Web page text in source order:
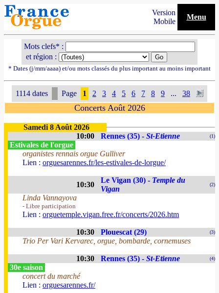
Version
Mobile
Menu
Mots clefs* :
et région :
* Dates (j/mm/aaaa) et/ou mots classés du plus important au moins important
1114 dates Page 1 2 3 4 5 6 7 8 9 ... 38
Concerts Août 2026
Samedi 8 Août 2026
10:00
Rennes (35) - St-Etienne (1)
Estivales de l'orgue
organistes rennais orgue Gulliver
Lien : orguesarennes.fr/les-estivales-de-lorgue/
10:30
Le Vigan (30) - Temple du
Vigan
(2)
Linda Vannayova
- Libre participation
Lien : orguetemple.vigan.free.fr/concerts/2026.htm
10:30 Plouescat (29) (3)
Trio Per Vari Kervarec, orgue, bombarde, cornemuses
10:30 Rennes (35) - St-Etienne (4)
30e saison
concert du marché
Lien : orguesarennes.fr/